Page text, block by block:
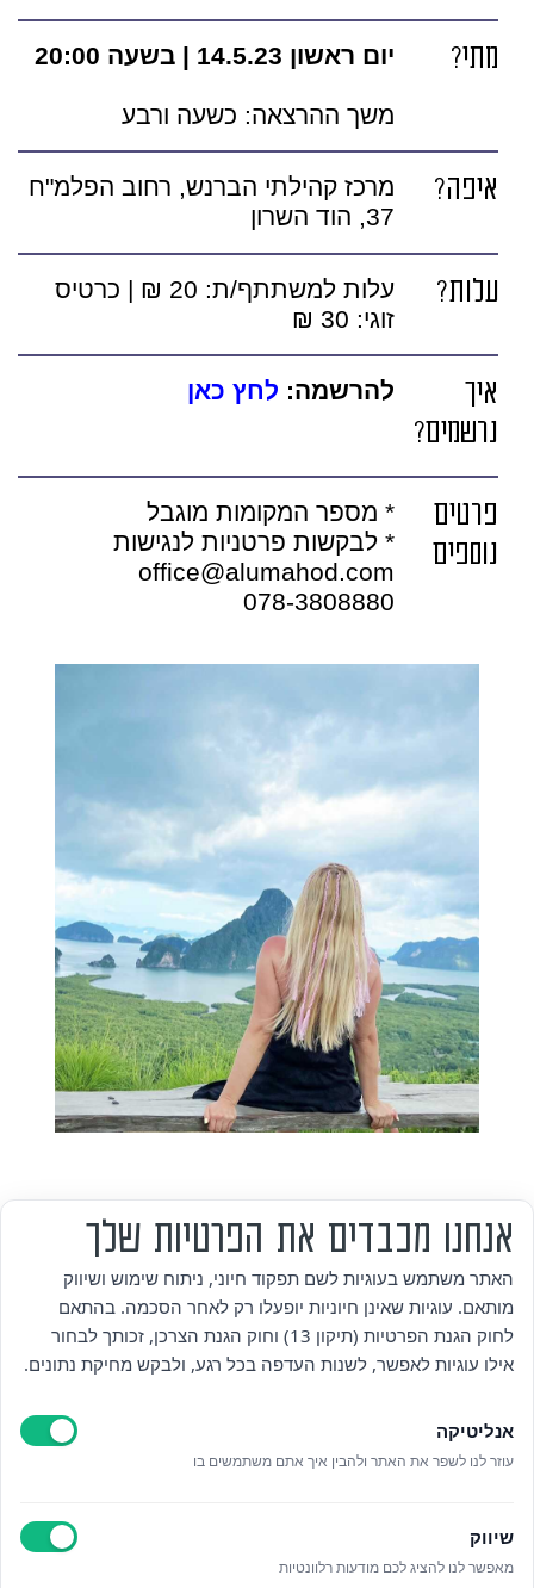
מתי? יום ראשון 14.5.23 | בשעה
משך ההרצאה: כשעה ורבע
איפה?
מרכז קהילתי הברנש, רחוב הפלמ"ח
37, הוד השרון
עלות?
עלות למשתתף/ת: 20 ₪ | כרטיס
זוגי: 30 ₪
איך
נרשמים?
להרשמה: לחץ כאן
פרטים
נוספים
* מספר המקומות מוגבל
* לבקשות פרטניות לנגישות
office@alumahod.com
078-3808880
אזור אישי
מדיניות פרטיות
הצהרת נגישות
ניהול עוגיות
אנחנו מכבדים את הפרטיות שלך
האתר משתמש בעוגיות לשם תפקוד חיוני, ניתוח שימוש ושיווק
מותאם. עוגיות שאינן חיוניות יופעלו רק לאחר הסכמה. בהתאם
לחוק הגנת הפרטיות (תיקון 13) וחוק הגנת הצרכן, זכותך לבחור
אילו עוגיות לאפשר, לשנות העדפה בכל רגע, ולבקש מחיקת נתונים.
אנליטיקה
עוזר לנו לשפר את האתר ולהבין איך אתם משתמשים בו
שיווק
מאפשר לנו להציג לכם מודעות רלוונטיות